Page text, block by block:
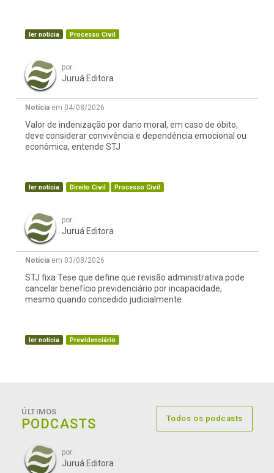
ler notícia Processo Civil
por:
Juruá Editora
Notícia em 04/08/2026
Valor de indenização por dano moral, em caso de óbito,
deve considerar convivência e dependência emocional ou
econômica, entende STJ
ler notícia Direito Civil Processo Civil
por:
Juruá Editora
Notícia em 03/08/2026
STJ fixa Tese que define que revisão administrativa pode
cancelar benefício previdenciário por incapacidade,
mesmo quando concedido judicialmente
ler notícia Previdenciário
ÚLTIMOS
PODCASTS Todos os podcasts
por:
Juruá Editora